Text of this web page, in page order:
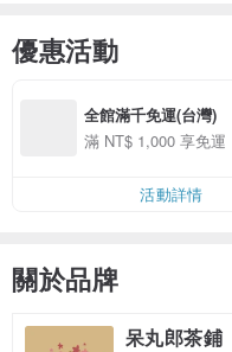
優惠活動
全館滿千免運(台灣)
滿 NT$ 1,000 享免運
活動詳情
關於品牌
呆丸郎茶鋪